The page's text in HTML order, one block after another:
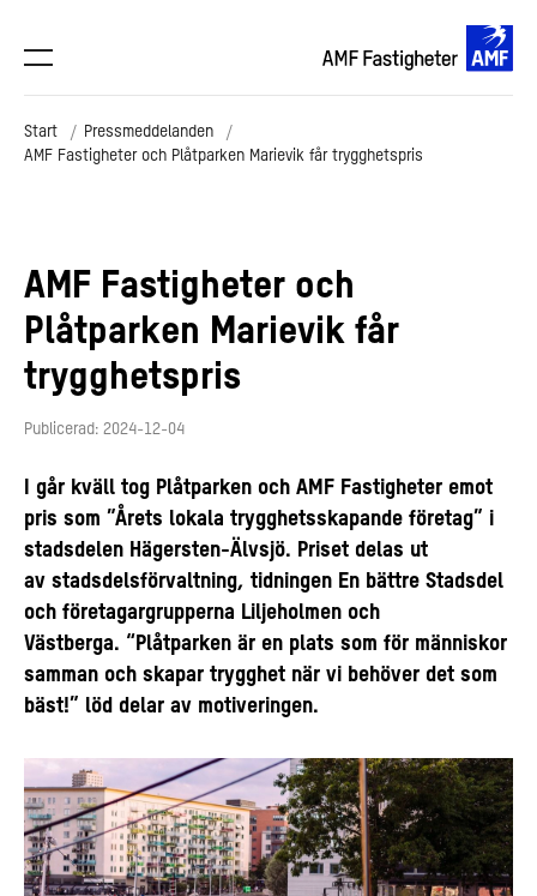
Start
Pressmeddelanden
AMF Fastigheter och Plåtparken Marievik får trygghetspris
AMF Fastigheter och
Plåtparken Marievik får
trygghetspris
Publicerad: 2024-12-04
I går kväll tog Plåtparken och AMF Fastigheter emot
pris som ”Årets lokala trygghetsskapande företag” i
stadsdelen Hägersten-Älvsjö. Priset delas ut
av stadsdelsförvaltning, tidningen En bättre Stadsdel
och företagargrupperna Liljeholmen och
Västberga. “Plåtparken är en plats som för människor
samman och skapar trygghet när vi behöver det som
bäst!” löd delar av motiveringen.